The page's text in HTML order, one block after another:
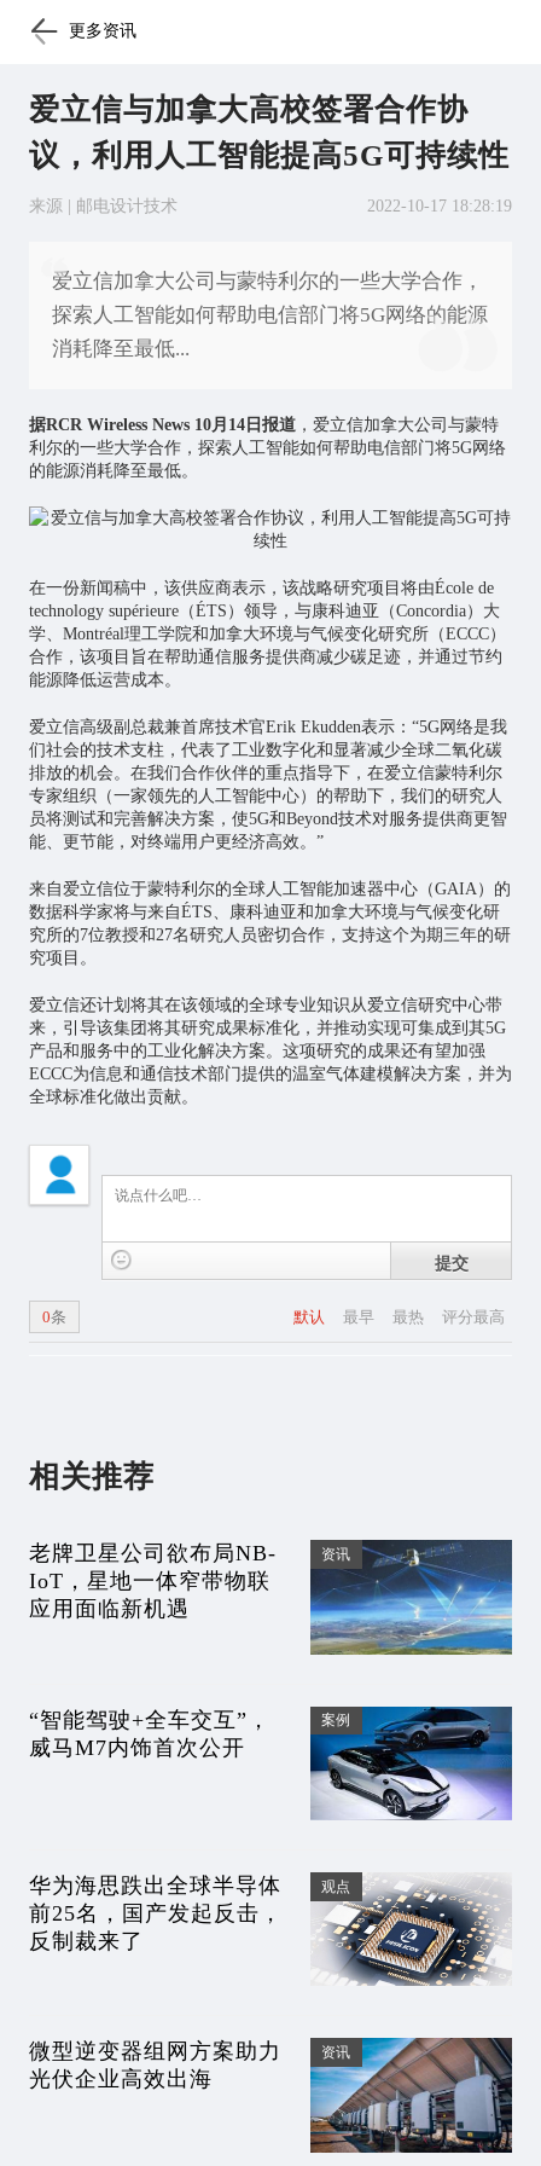
更多资讯
爱立信与加拿大高校签署合作协
议，利用人工智能提高5G可持续性
来源 | 邮电设计技术 2022-10-17 18:28:19
爱立信加拿大公司与蒙特利尔的一些大学合作，
探索人工智能如何帮助电信部门将5G网络的能源
消耗降至最低...
据RCR Wireless News 10月14日报道，爱立信加拿大公司与蒙特
利尔的一些大学合作，探索人工智能如何帮助电信部门将5G网络
的能源消耗降至最低。
在一份新闻稿中，该供应商表示，该战略研究项目将由École de
technology supérieure（ÉTS）领导，与康科迪亚（Concordia）大
学、Montréal理工学院和加拿大环境与气候变化研究所（ECCC）
合作，该项目旨在帮助通信服务提供商减少碳足迹，并通过节约
能源降低运营成本。
爱立信高级副总裁兼首席技术官Erik Ekudden表示：“5G网络是我
们社会的技术支柱，代表了工业数字化和显著减少全球二氧化碳
排放的机会。在我们合作伙伴的重点指导下，在爱立信蒙特利尔
专家组织（一家领先的人工智能中心）的帮助下，我们的研究人
员将测试和完善解决方案，使5G和Beyond技术对服务提供商更智
能、更节能，对终端用户更经济高效。”
来自爱立信位于蒙特利尔的全球人工智能加速器中心（GAIA）的
数据科学家将与来自ÉTS、康科迪亚和加拿大环境与气候变化研
究所的7位教授和27名研究人员密切合作，支持这个为期三年的研
究项目。
爱立信还计划将其在该领域的全球专业知识从爱立信研究中心带
来，引导该集团将其研究成果标准化，并推动实现可集成到其5G
产品和服务中的工业化解决方案。这项研究的成果还有望加强
ECCC为信息和通信技术部门提供的温室气体建模解决方案，并为
全球标准化做出贡献。
提交
默认 最早 最热 评分最高
0条
相关推荐
老牌卫星公司欲布局NB-
IoT，星地一体窄带物联
应用面临新机遇
资讯
“智能驾驶+全车交互”，
威马M7内饰首次公开
案例
华为海思跌出全球半导体
前25名，国产发起反击，
反制裁来了
观点
微型逆变器组网方案助力
光伏企业高效出海
资讯